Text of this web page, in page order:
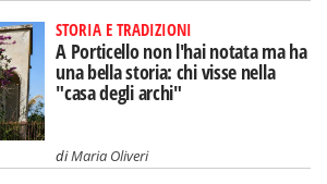
STORIA E TRADIZIONI
A Porticello non l'hai notata ma ha
una bella storia: chi visse nella
"casa degli archi"
diMaria Oliveri